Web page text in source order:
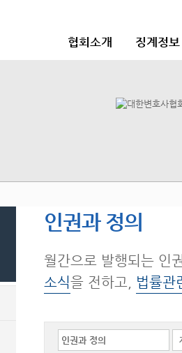
협회소개 징계정
인권과 정의
월간으로 발행되는 인
소식을 전하고, 법률관